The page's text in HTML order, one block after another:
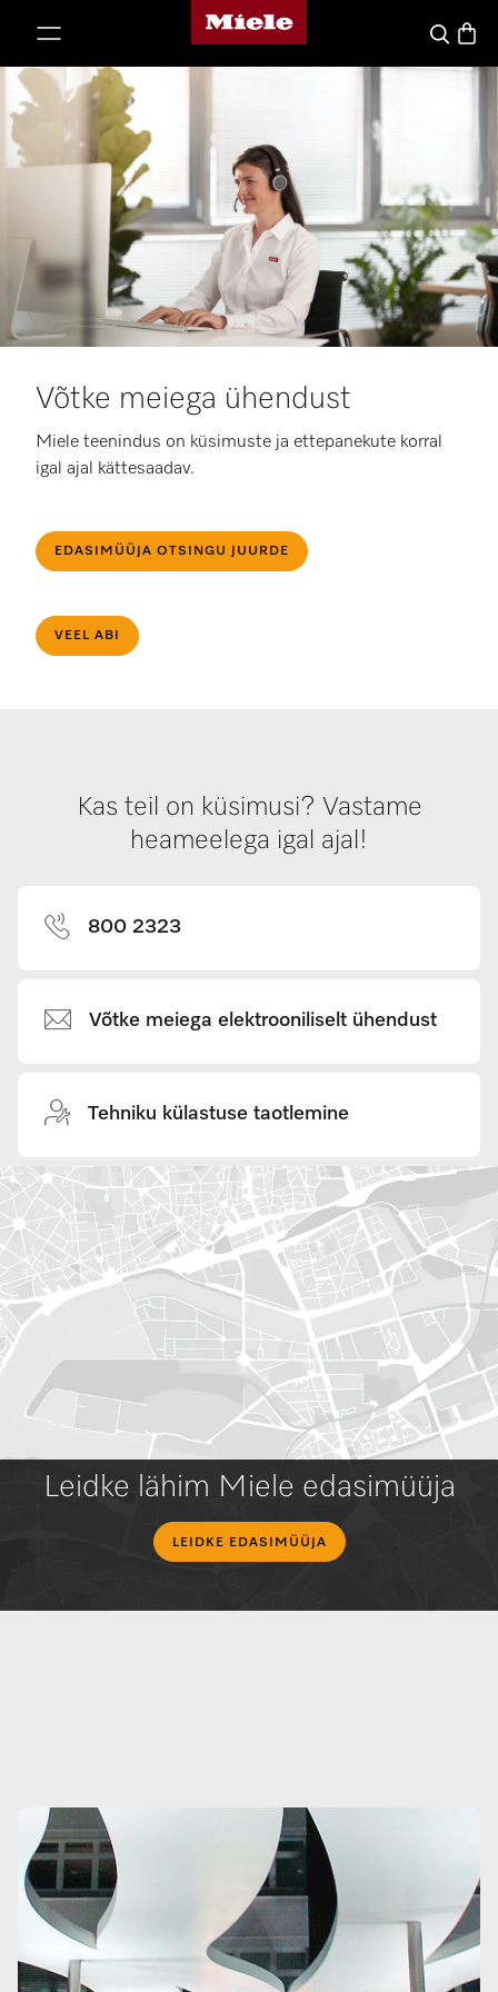
Miele avaleht
SearchBasket
Võtke meiega ühendust
Miele teenindus on küsimuste ja ettepanekute korral
igal ajal kättesaadav.
EDASIMÜÜJA OTSINGU JUURDE
VEEL ABI
Kas teil on küsimusi? Vastame
heameelega igal ajal!
800 2323
Võtke meiega elektrooniliselt ühendust
Tehniku külastuse taotlemine
Leidke lähim Miele edasimüüja
LEIDKE EDASIMÜÜJA